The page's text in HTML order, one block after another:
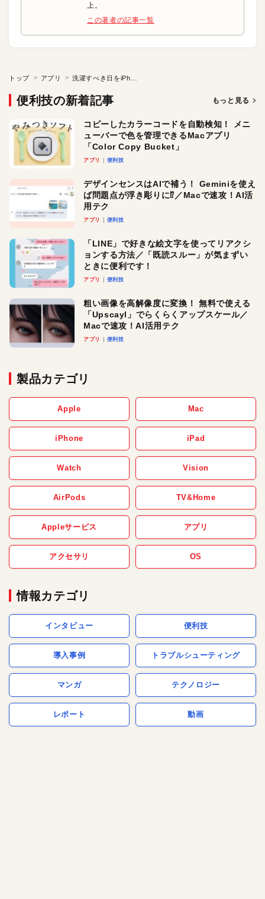
上。
この著者の記事一覧
トップ アプリ
便利技の新着記事 もっと見る
コピーしたカラーコードを自動検知！ メニ
ューバーで色を管理できるMacアプリ
「Color Copy Bucket」
アプリ 便利技
デザインセンスはAIで補う！ Geminiを使え
ば問題点が浮き彫りに⁉︎／Macで速攻！AI活
用テク
アプリ 便利技
「LINE」で好きな絵文字を使ってリアクシ
ョンする方法／「既読スルー」が気まずい
ときに便利です！
アプリ 便利技
粗い画像を高解像度に変換！ 無料で使える
「Upscayl」でらくらくアップスケール／
Macで速攻！AI活用テク
アプリ 便利技
製品カテゴリ
Apple Mac
iPhone iPad
Watch Vision
AirPods TV&Home
Appleサービス アプリ
アクセサリ OS
情報カテゴリ
インタビュー 便利技
導入事例 トラブルシューティング
マンガ テクノロジー
レポート 動画